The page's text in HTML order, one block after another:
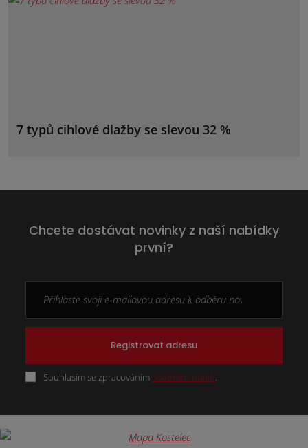
7 typů cihlové dlažby se slevou 32 %
Chcete dostávat novinky z naší nabídky
první?
Registrovat adresu
Souhlasím se zpracováním osobních údajů.